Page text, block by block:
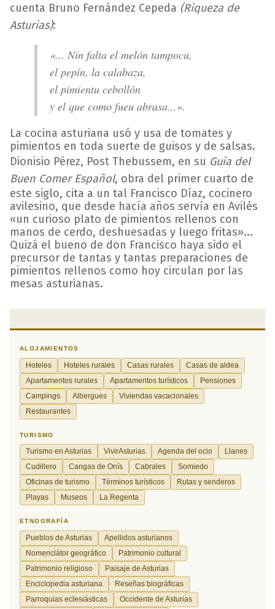
cuenta Bruno Fernández Cepeda (Riqueza de
Asturias):
«... Nin falta el melón tampocu,
el pepín, la calabaza,
el pimientu cebollón
y el que como fueu abrasa...».
La cocina asturiana usó y usa de tomates y
pimientos en toda suerte de guisos y de salsas.
Dionisio Pérez, Post Thebussem, en su Guía del
Buen Comer Español, obra del primer cuarto de
este siglo, cita a un tal Francisco Díaz, cocinero
avilesino, que desde hacía años servía en Avilés
«un curioso plato de pimientos rellenos con
manos de cerdo, deshuesadas y luego fritas»...
Quizá el bueno de don Francisco haya sido el
precursor de tantas y tantas preparaciones de
pimientos rellenos como hoy circulan por las
mesas asturianas.